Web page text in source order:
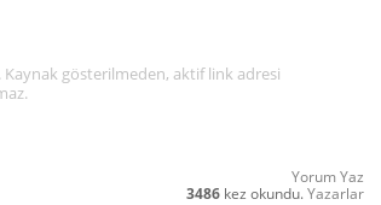
gösterilmeden, aktif link adresi
Yorum Yaz
3486 kez okundu.Yazarlar